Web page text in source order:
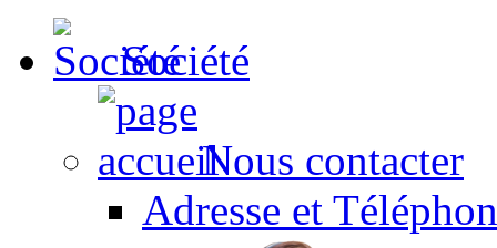
Société
Nous contacter
Adresse et